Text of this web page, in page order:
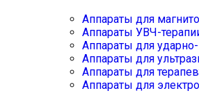
Аппараты для
Аппараты УВЧ-
Аппараты для
Аппараты для
Аппараты для
Аппараты для